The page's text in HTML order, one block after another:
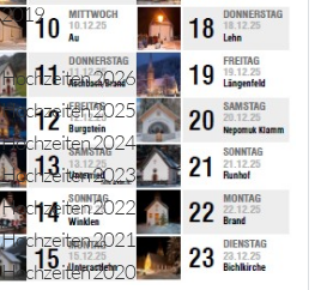
2019
Hochzeiten 2026
Hochzeiten 2025
Hochzeiten 2024
Hochzeiten 2023
Hochzeiten 2022
Hochzeiten 2021
Hochzeiten 2020